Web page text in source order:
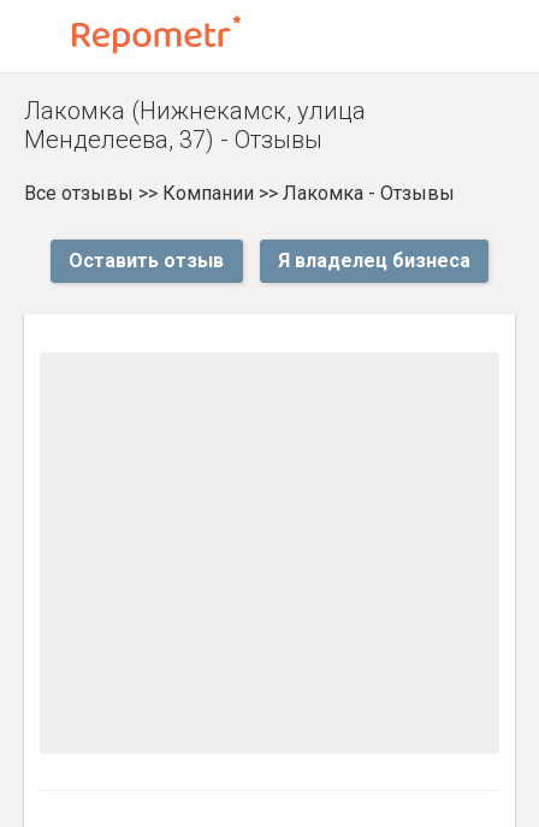
Лакомка (Нижнекамск, улица
Менделеева, 37) - Отзывы
Все отзывы >> Компании >> Лакомка - Отзывы
Оставить отзыв Я владелец бизнеса